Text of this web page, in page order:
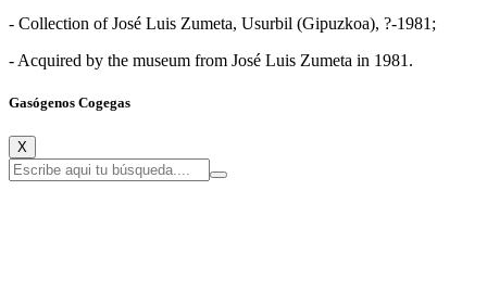
- Collection of José Luis Zumeta, Usurbil (Gipuzkoa), ?-1981;
- Acquired by the museum from José Luis Zumeta in 1981.
Gasógenos Cogegas
X